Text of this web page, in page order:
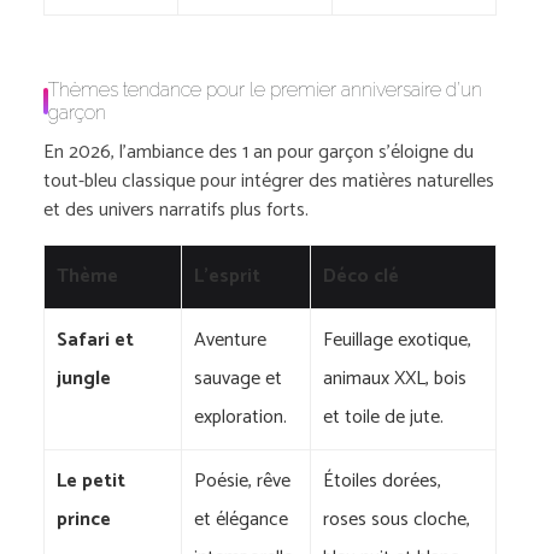
Thèmes tendance pour le premier anniversaire d’un
garçon
En 2026, l’ambiance des 1 an pour garçon s’éloigne du
tout-bleu classique pour intégrer des matières naturelles
et des univers narratifs plus forts.
Thème L’esprit
Déco clé
Safari et
jungle
Aventure
sauvage et
exploration.
Feuillage exotique,
animaux XXL, bois
et toile de jute.
Le petit
prince
Poésie, rêve
et élégance
Étoiles dorées,
roses sous cloche,